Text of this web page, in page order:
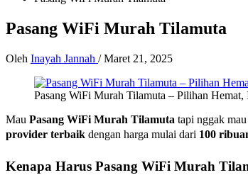
Pasang WiFi Murah Tilamuta
Oleh Inayah Jannah /Maret 21, 2025
Pasang WiFi Murah Tilamuta – Pilihan Hemat,
Mau Pasang WiFi Murah Tilamuta tapi nggak
provider terbaik dengan harga mulai dari 100
Kenapa Harus Pasang WiFi Murah